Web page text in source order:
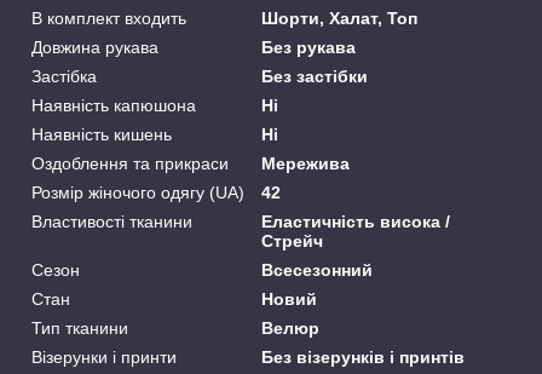
В комплект входить
Шорти, Халат, Топ
Довжина рукава
Без рукава
Застібка
Без застібки
Наявність капюшона
Ні
Наявність кишень
Ні
Оздоблення та прикраси
Мережива
Розмір жіночого одягу (UA)
42
Властивості тканини
Еластичність висока /
Стрейч
Сезон
Всесезонний
Стан
Новий
Тип тканини
Велюр
Візерунки і принти
Без візерунків і принтів